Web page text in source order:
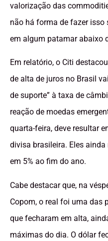
valorização das
não há forma de fazer isso
em algum patamar abaixo
Em relatório, o Citi
de alta de juros no Brasil
de suporte” à taxa de
reação de moedas
quarta-feira, deve resultar
divisa brasileira. Eles
em 5% ao fim do ano.
Cabe destacar que, na
Copom, o real foi uma das
que fecharam em alta,
máximas do dia. O dólar